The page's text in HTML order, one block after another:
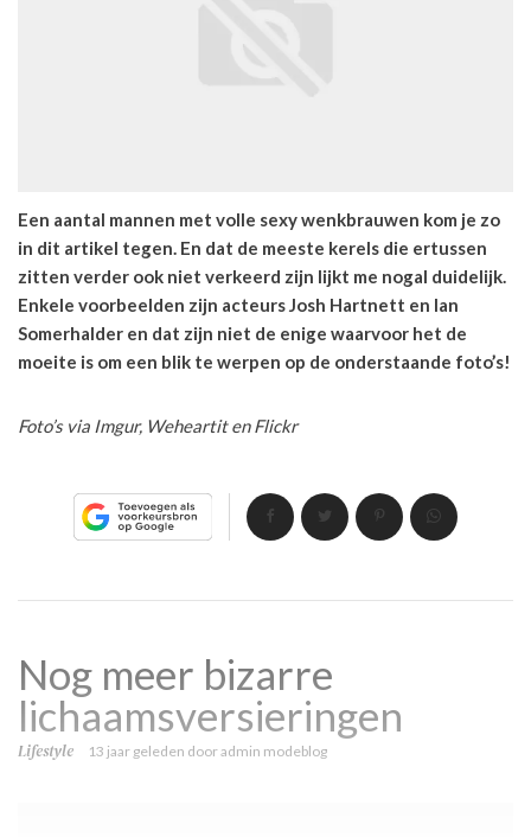
Een aantal mannen met volle sexy wenkbrauwen kom je zo
in dit artikel tegen. En dat de meeste kerels die ertussen
zitten verder ook niet verkeerd zijn lijkt me nogal duidelijk.
Enkele voorbeelden zijn acteurs Josh Hartnett en Ian
Somerhalder en dat zijn niet de enige waarvoor het de
moeite is om een blik te werpen op de onderstaande foto’s!
Foto’s via Imgur, Weheartit en Flickr
Nog meer bizarre
lichaamsversieringen
Lifestyle 13 jaar geleden dooradmin modeblog